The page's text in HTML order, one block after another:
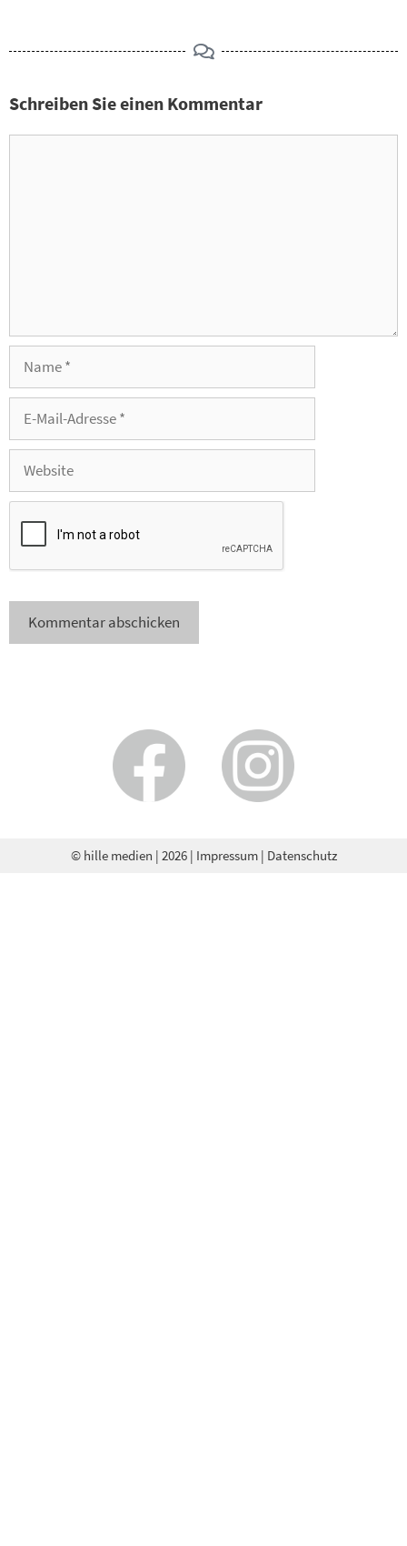
Schreiben Sie einen Kommentar
© hille medien | 2026 | Impressum| Datenschutz